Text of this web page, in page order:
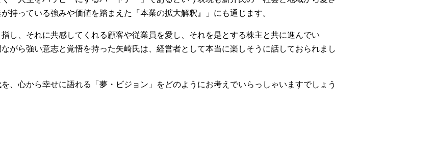
持っている強みや価値を踏まえた『本業の拡大解釈』」にも通じます。
し、それに共感してくれる顧客や従業員を愛し、それを是とする株主と共に進んでい
がら強い意志と覚悟を持った矢崎氏は、経営者として本当に楽しそうに話しておられまし
、心から幸せに語れる「夢・ビジョン」をどのようにお考えでいらっしゃいますでしょう